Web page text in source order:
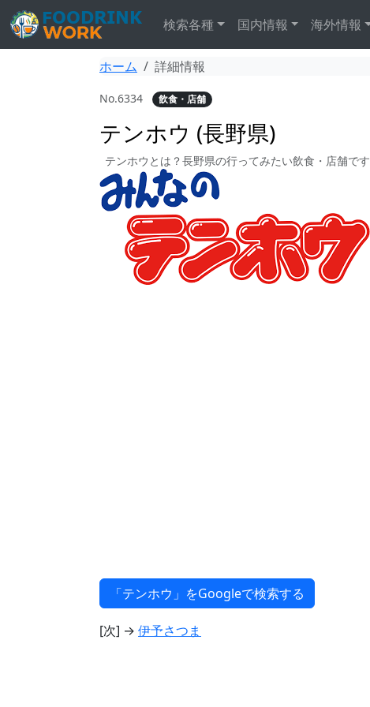
検索各種 国内情報 海外情報
ホーム 詳細情報
No.6334 飲食・店舗
テンホウ (長野県)
テンホウとは？長野県の行ってみたい飲食・店舗です
[次] → 伊予さつま